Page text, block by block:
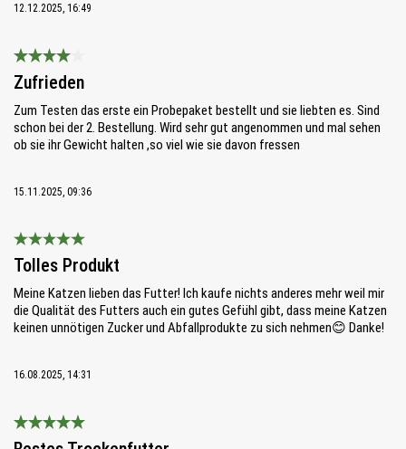
12.12.2025, 16:49
Zufrieden
Zum Testen das erste ein Probepaket bestellt und sie liebten es. Sind
schon bei der 2. Bestellung. Wird sehr gut angenommen und mal sehen
ob sie ihr Gewicht halten ,so viel wie sie davon fressen
15.11.2025, 09:36
Bewertung mit 5 von 5 Sternen
Tolles Produkt
Meine Katzen lieben das Futter! Ich kaufe nichts anderes mehr weil mir
die Qualität des Futters auch ein gutes Gefühl gibt, dass meine Katzen
keinen unnötigen Zucker und Abfallprodukte zu sich nehmen😊 Danke!
16.08.2025, 14:31
Bewertung mit 5 von 5 Sternen